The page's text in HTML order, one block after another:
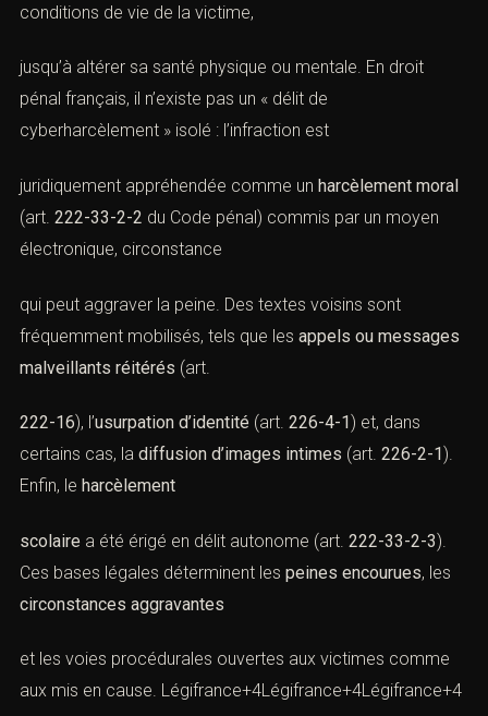
conditions de vie de la victime,
jusqu’à altérer sa santé physique ou mentale. En droit
pénal français, il n’existe pas un « délit de
cyberharcèlement » isolé : l’infraction est
juridiquement appréhendée comme un harcèlement moral
(art. 222-33-2-2 du Code pénal) commis par un moyen
électronique, circonstance
qui peut aggraver la peine. Des textes voisins sont
fréquemment mobilisés, tels que les appels ou messages
malveillants réitérés (art.
222-16), l’usurpation d’identité (art. 226-4-1 ) et, dans
certains cas, la diffusion d’images intimes (art. 226-2-1 ).
Enfin, le harcèlement
scolaire a été érigé en délit autonome (art. 222-33-2-3).
Ces bases légales déterminent les peines encourues, les
circonstances aggravantes
et les voies procédurales ouvertes aux victimes comme
aux mis en cause. Légifrance+4Légifrance+4Légifrance+4